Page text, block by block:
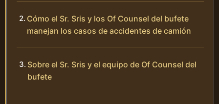
Cómo el Sr. Sris y los Of Counsel del bufete
manejan los casos de accidentes de camión
Sobre el Sr. Sris y el equipo de Of Counsel del
bufete